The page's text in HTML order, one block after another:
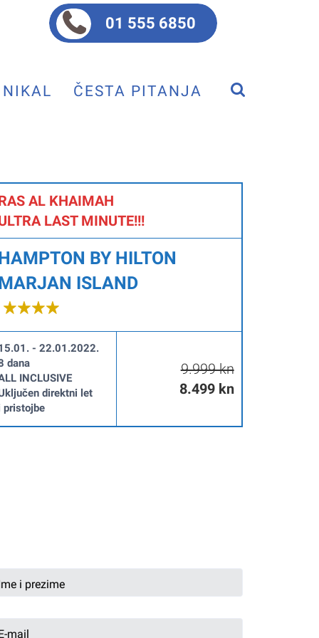
01 555 6850
NIKAL ČESTA PITANJA
AL KHAIMAH
LAST MINUTE!!!
BY HILTON
ISLAND
- 22.01.2022.
dana
INCLUSIVE
direktni let
pristojbe
9.999 kn
8.499 kn